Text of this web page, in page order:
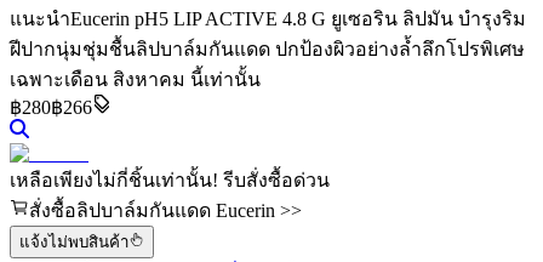
แนะนำEucerin pH5 LIP ACTIVE 4.8 G ยูเซอริน ลิปมัน บำรุงริม
ฝีปากนุ่มชุ่มชื้นลิปบาล์มกันแดด ปกป้องผิวอย่างล้ำลึกโปรพิเศษ
เฉพาะเดือน สิงหาคม นี้เท่านั้น
฿280฿266
เหลือเพียงไม่กี่ชิ้นเท่านั้น! รีบสั่งซื้อด่วน
สั่งซื้อลิปบาล์มกันแดด Eucerin >>
แจ้งไม่พบสินค้า